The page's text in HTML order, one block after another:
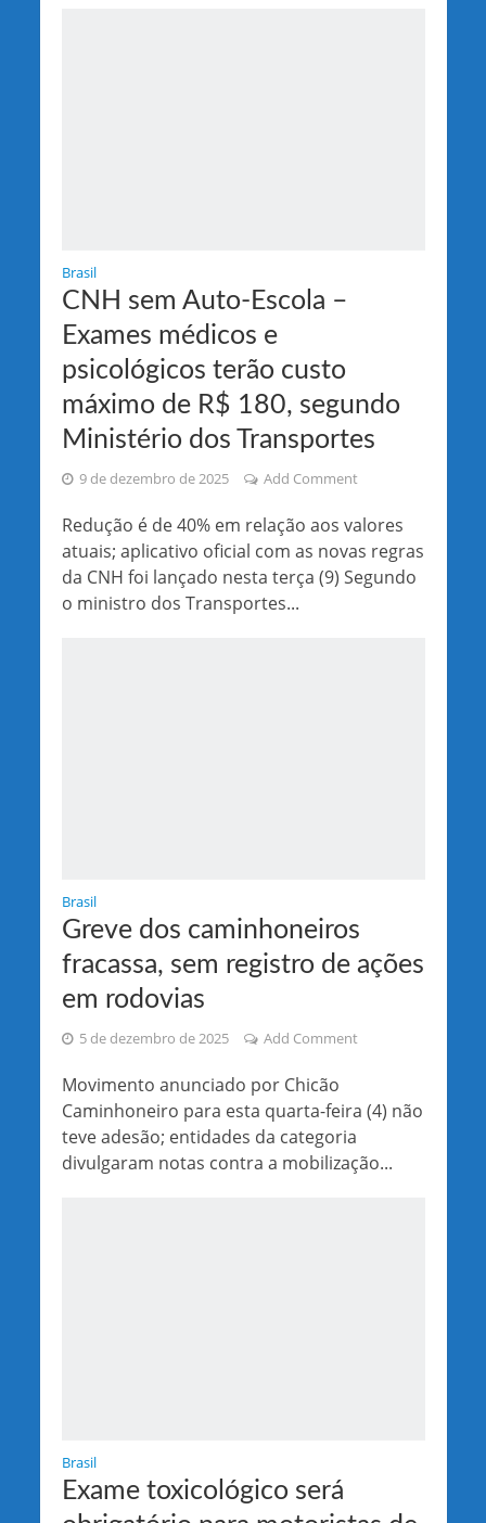
Brasil
CNH sem Auto-Escola –
Exames médicos e
psicológicos terão custo
máximo de R$ 180, segundo
Ministério dos Transportes
9 de dezembro de 2025 Add Comment
Redução é de 40% em relação aos valores
atuais; aplicativo oficial com as novas regras
da CNH foi lançado nesta terça (9) Segundo
o ministro dos Transportes...
Brasil
Greve dos caminhoneiros
fracassa, sem registro de ações
em rodovias
5 de dezembro de 2025 Add Comment
Movimento anunciado por Chicão
Caminhoneiro para esta quarta-feira (4) não
teve adesão; entidades da categoria
divulgaram notas contra a mobilização...
Brasil
Exame toxicológico será